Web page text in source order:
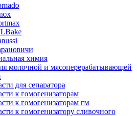
химия
молочной и мясоперерабатывающей
для сепаратора
к гомогенизаторам
к гомогенизаторам гм
к гомогенизатору сливочного